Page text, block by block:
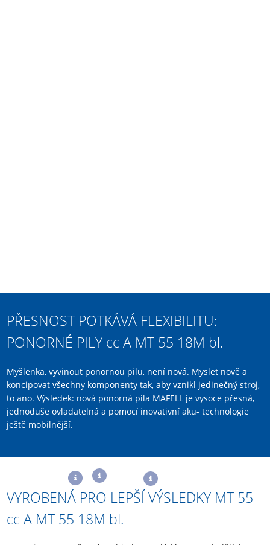
PŘESNOST POTKÁVÁ FLEXIBILITU:
PONORNÉ PILY cc A MT 55 18M bl.
Myšlenka, vyvinout ponornou pilu, není nová. Myslet nově a
koncipovat všechny komponenty tak, aby vznikl jedinečný stroj,
to ano. Výsledek: nová ponorná pila MAFELL je vysoce přesná,
jednoduše ovladatelná a pomocí inovativní aku- technologie
ještě mobilnější.
VYROBENÁ PRO LEPŠÍ VÝSLEDKY MT 55
cc A MT 55 18M bl.